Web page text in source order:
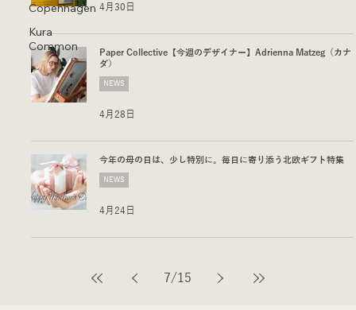
Copenhagen
Kura
Common
4月30日
Paper Collective【今週のデザイナー】Adrienna Matzeg（カナ
ダ）
NEWS
4月28日
今年の母の日は、少し特別に。毎日に寄り添う北欧ギフト特集
NEWS
4月24日
7/15